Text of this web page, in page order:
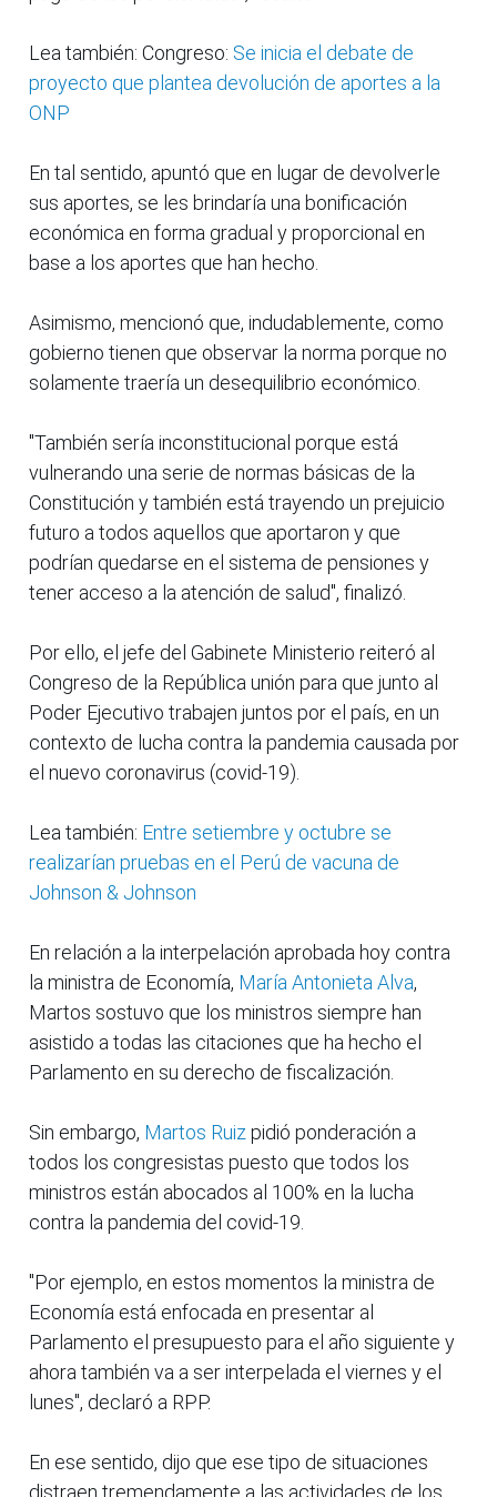
Lea también: Congreso: Se inicia el debate de
proyecto que plantea devolución de aportes a la
ONP
En tal sentido, apuntó que en lugar de devolverle
sus aportes, se les brindaría una bonificación
económica en forma gradual y proporcional en
base a los aportes que han hecho.
Asimismo, mencionó que, indudablemente, como
gobierno tienen que observar la norma porque no
solamente traería un desequilibrio económico.
"También sería inconstitucional porque está
vulnerando una serie de normas básicas de la
Constitución y también está trayendo un prejuicio
futuro a todos aquellos que aportaron y que
podrían quedarse en el sistema de pensiones y
tener acceso a la atención de salud", finalizó.
Por ello, el jefe del Gabinete Ministerio reiteró al
Congreso de la República unión para que junto al
Poder Ejecutivo trabajen juntos por el país, en un
contexto de lucha contra la pandemia causada por
el nuevo coronavirus (covid-19).
Lea también: Entre setiembre y octubre se
realizarían pruebas en el Perú de vacuna de
Johnson & Johnson
En relación a la interpelación aprobada hoy contra
la ministra de Economía, María Antonieta Alva,
Martos sostuvo que los ministros siempre han
asistido a todas las citaciones que ha hecho el
Parlamento en su derecho de fiscalización.
Sin embargo, Martos Ruiz pidió ponderación a
todos los congresistas puesto que todos los
ministros están abocados al 100% en la lucha
contra la pandemia del covid-19.
"Por ejemplo, en estos momentos la ministra de
Economía está enfocada en presentar al
Parlamento el presupuesto para el año siguiente y
ahora también va a ser interpelada el viernes y el
lunes", declaró a RPP.
En ese sentido, dijo que ese tipo de situaciones
distraen tremendamente a las actividades de los